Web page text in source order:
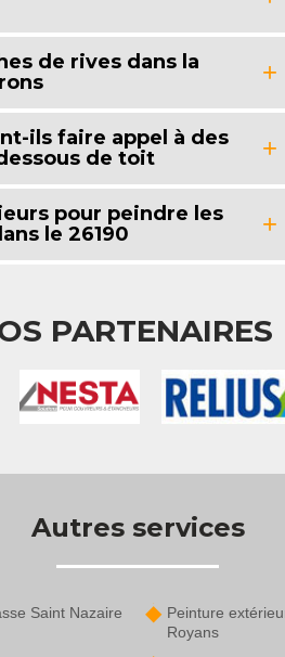
de rives dans la
ils faire appel à des
de toit
pour peindre les
le 26190
PARTENAIRES
Autres services
Saint Nazaire
Peinture
Royans